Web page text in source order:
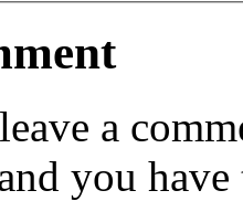
a
you have